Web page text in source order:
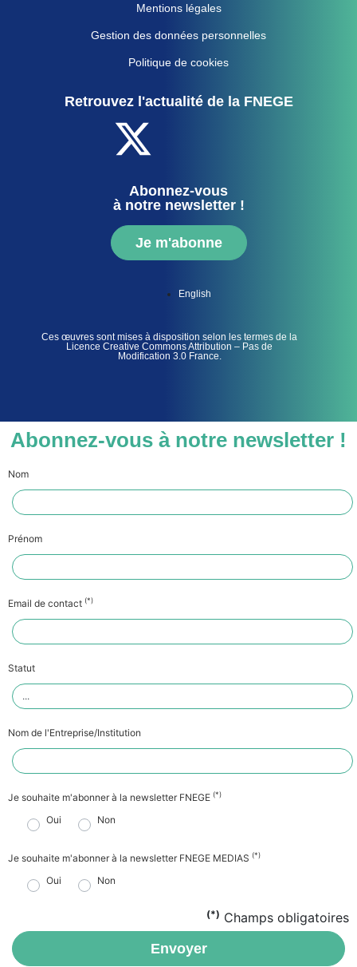
Mentions légales
Gestion des données personnelles
Politique de cookies
Retrouvez l'actualité de la FNEGE
Abonnez-vous
à notre newsletter !
Je m'abonne
English
Ces œuvres sont mises à disposition selon les termes de la
Licence Creative Commons Attribution – Pas de
Modification 3.0 France.
Abonnez-vous à notre newsletter !
Nom
Prénom
Email de contact (*)
Statut
Nom de l'Entreprise/Institution
Je souhaite m'abonner à la newsletter FNEGE (*)
Oui Non
Je souhaite m'abonner à la newsletter FNEGE MEDIAS (*)
Oui Non
(*) Champs obligatoires
Envoyer